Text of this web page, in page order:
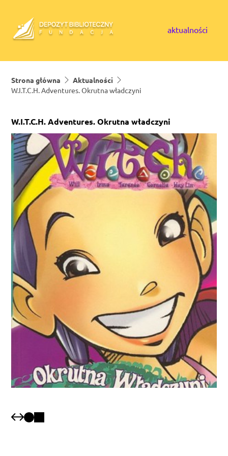
aktualności
Strona główna
Aktualności
W.I.T.C.H. Adventures. Okrutna władczyni
W.I.T.C.H. Adventures. Okrutna władczyni